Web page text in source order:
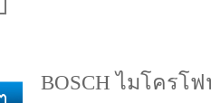
BOSCH ไมโครโ